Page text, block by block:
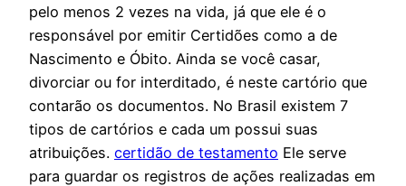
pelo menos 2 vezes na vida, já que ele é o
responsável por emitir Certidões como a de
Nascimento e Óbito. Ainda se você casar,
divorciar ou for interditado, é neste cartório que
contarão os documentos. No Brasil existem 7
tipos de cartórios e cada um possui suas
atribuições. certidão de testamento Ele serve
para guardar os registros de ações realizadas em